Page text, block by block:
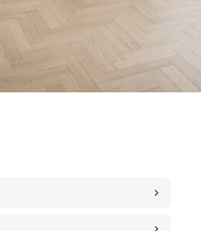
При производстве
станки лучших